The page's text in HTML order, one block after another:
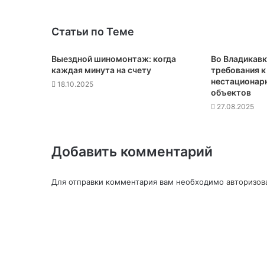
Статьи по Теме
Выездной шиномонтаж: когда
каждая минута на счету
18.10.2025
Во
требования
объектов
27.08.2025
Добавить комментарий
Для отправки комментария вам необходимо